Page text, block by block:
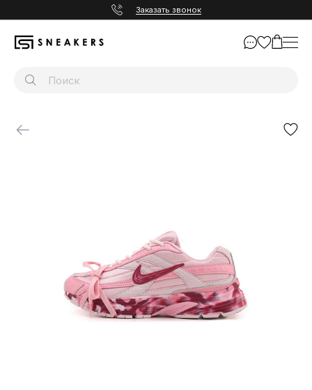
Заказать звонок